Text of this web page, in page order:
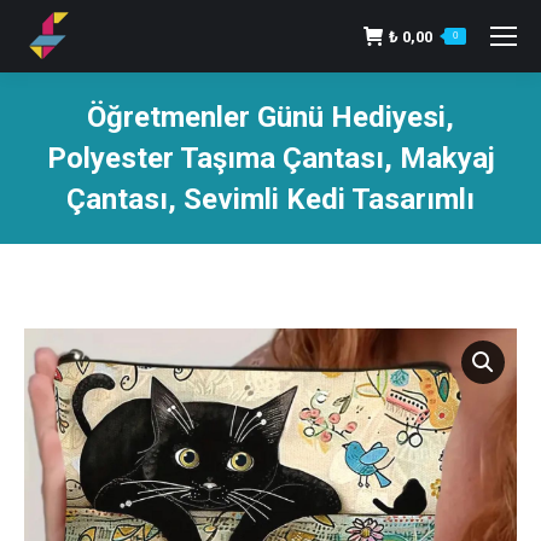
₺ 0,00 0
Öğretmenler Günü Hediyesi,
Polyester Taşıma Çantası, Makyaj
Çantası, Sevimli Kedi Tasarımlı